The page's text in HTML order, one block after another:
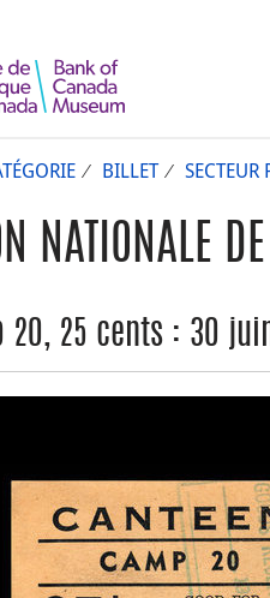
BILLET SECTEUR
NATIONALE
20, 25 cents : 30